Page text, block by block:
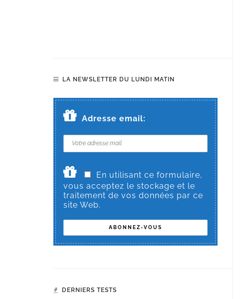
LA NEWSLETTER DU LUNDI MATIN
Adresse email:
En utilisant ce formulaire,
vous acceptez le stockage et le
traitement de vos données par ce
site Web.
DERNIERS TESTS